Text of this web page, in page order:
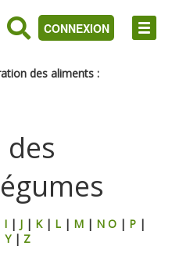
CONNEXION
des aliments :
I | J | K| L | M | N O | P |
Y| Z